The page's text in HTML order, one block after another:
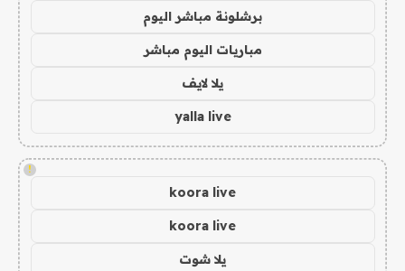
برشلونة مباشر اليوم
مباريات اليوم مباشر
يلا لايف
yalla live
!
koora live
koora live
يلا شوت